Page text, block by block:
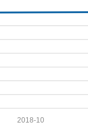
2018-10